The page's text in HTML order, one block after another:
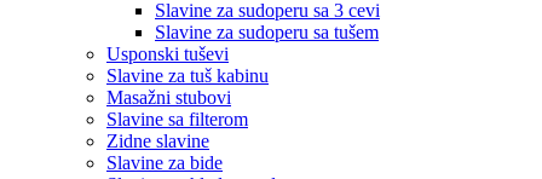
Slavine za sudoperu sa 3 cevi
Slavine za sudoperu sa tušem
Usponski tuševi
Slavine za tuš kabinu
Masažni stubovi
Slavine sa filterom
Zidne slavine
Slavine za bide